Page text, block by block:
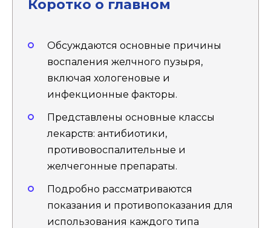
Коротко о главном
Обсуждаются основные причины
воспаления желчного пузыря,
включая хологеновые и
инфекционные факторы.
Представлены основные классы
лекарств: антибиотики,
противовоспалительные и
желчегонные препараты.
Подробно рассматриваются
показания и противопоказания для
использования каждого типа